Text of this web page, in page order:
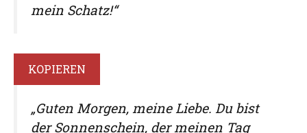
mein Schatz!“
KOPIEREN
„Guten Morgen, meine Liebe. Du bist
der Sonnenschein, der meinen Tag